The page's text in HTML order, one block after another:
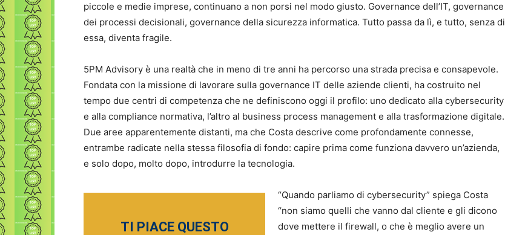
piccole e medie imprese, continuano a non porsi nel modo giusto. Governance dell’IT, governance
dei processi decisionali, governance della sicurezza informatica. Tutto passa da lì, e tutto, senza di
essa, diventa fragile.
5PM Advisory è una realtà che in meno di tre anni ha percorso una strada precisa e consapevole.
Fondata con la missione di lavorare sulla governance IT delle aziende clienti, ha costruito nel
tempo due centri di competenza che ne definiscono oggi il profilo: uno dedicato alla cybersecurity
e alla compliance normativa, l’altro al business process management e alla trasformazione digitale.
Due aree apparentemente distanti, ma che Costa descrive come profondamente connesse,
entrambe radicate nella stessa filosofia di fondo: capire prima come funziona davvero un’azienda,
e solo dopo, molto dopo, introdurre la tecnologia.
TI PIACE QUESTO
“Quando parliamo di cybersecurity” spiega Costa
“non siamo quelli che vanno dal cliente e gli dicono
dove mettere il firewall, o che è meglio avere un